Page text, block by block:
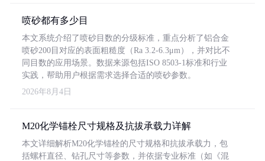
喷砂都有多少目
本文系统介绍了喷砂目数的分级标准，重点分析了铝合金
喷砂200目对应的表面粗糙度（Ra 3.2-6.3μm），并对比不
同目数的应用场景。数据来源包括ISO 8503-1标准和行业
实践，帮助用户根据需求选择合适的喷砂参数。
2026年8月4日
M20化学锚栓尺寸规格及抗拔承载力详解
本文详细解析M20化学锚栓的尺寸规格和抗拔承载力，包
括螺杆直径、钻孔尺寸等参数，并依据专业标准（如《混